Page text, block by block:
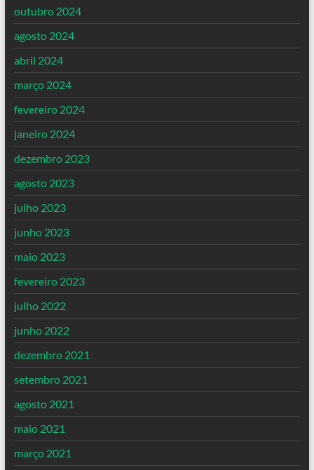
outubro 2024
agosto 2024
abril 2024
março 2024
fevereiro 2024
janeiro 2024
dezembro 2023
agosto 2023
julho 2023
junho 2023
maio 2023
fevereiro 2023
julho 2022
junho 2022
dezembro 2021
setembro 2021
agosto 2021
maio 2021
março 2021